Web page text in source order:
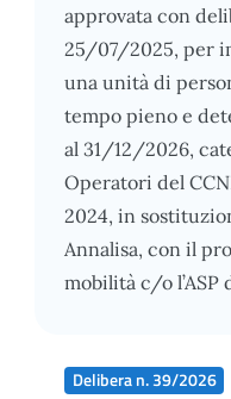
approvata con
25/07/2025, per
una unità di
tempo pieno e
al 31/12/2026,
Operatori del
2024, in
Annalisa, con il
mobilità c/o l’ASP
Delibera n. 39/2026